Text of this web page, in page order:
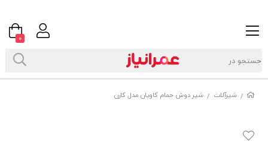
/ شیرآلات / شیر دوش حمام کاویان مدل کارن
0